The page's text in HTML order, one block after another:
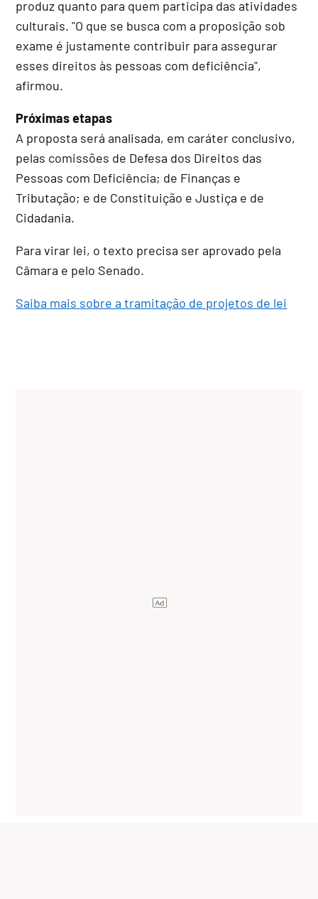
produz quanto para quem participa das atividades
culturais. "O que se busca com a proposição sob
exame é justamente contribuir para assegurar
esses direitos às pessoas com deficiência",
afirmou.
Próximas etapas
A proposta será analisada, em caráter conclusivo,
pelas comissões de Defesa dos Direitos das
Pessoas com Deficiência; de Finanças e
Tributação; e de Constituição e Justiça e de
Cidadania.
Para virar lei, o texto precisa ser aprovado pela
Câmara e pelo Senado.
Saiba mais sobre a tramitação de projetos de lei